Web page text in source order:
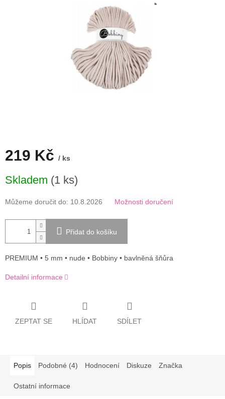
219 Kč / ks
cena:
Skladem (1 ks)
Můžeme doručit do: 10.8.2026 Možnosti doručení
Přidat do košíku
PREMIUM • 5 mm • nude • Bobbiny • bavlněná šňůra
Detailní informace
ZEPTAT SE HLÍDAT SDÍLET
Popis Podobné (4) Hodnocení Diskuze Značka
Ostatní informace